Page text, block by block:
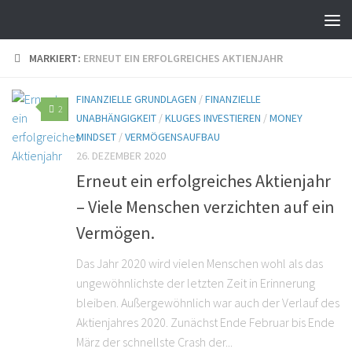
MARKIERT: ERNEUT EIN ERFOLGREICHES AKTIENJAHR
2
FINANZIELLE GRUNDLAGEN /FINANZIELLE
UNABHÄNGIGKEIT /KLUGES INVESTIEREN /MONEY
MINDSET /VERMÖGENSAUFBAU
26. DEZEMBER 2020
Erneut ein erfolgreiches Aktienjahr
– Viele Menschen verzichten auf ein
Vermögen.
Das Jahr 2020 wird vielen Menschen wohl als das
ungewöhnlichste der letzten Zeit in Erinnerung
bleiben. Außergewöhnlich war auch der Verlauf des
Aktienjahres 2020. Zunächst Ende Februar bis Ende
März der schnellste Crash der...